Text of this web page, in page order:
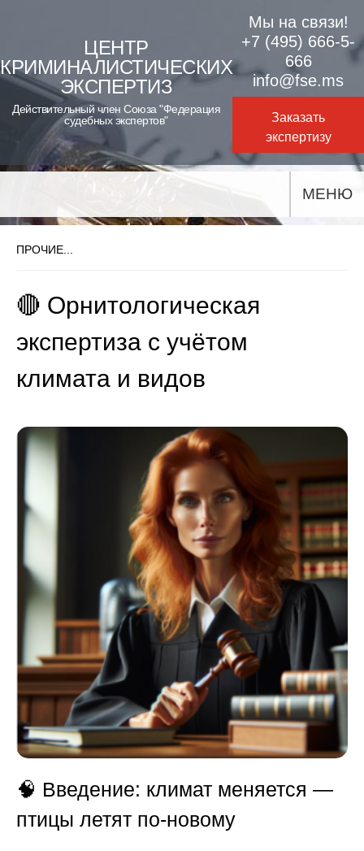
content
ЦЕНТР
КРИМИНАЛИСТИЧЕСКИХ
ЭКСПЕРТИЗ
Действительный член Союза "Федерация
судебных экспертов"
Мы на связи!
+7 (495) 666-5-
666
info@fse.ms
Заказать
экспертизу
МЕНЮ
ПРОЧИЕ...
🔴 Орнитологическая
экспертиза с учётом
климата и видов
🧠 Введение: климат меняется —
птицы летят по-новому